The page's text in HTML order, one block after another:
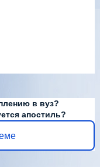
в вуз?
апостиль?